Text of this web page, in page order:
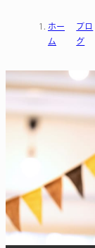
ホー
ム
ブロ
グ